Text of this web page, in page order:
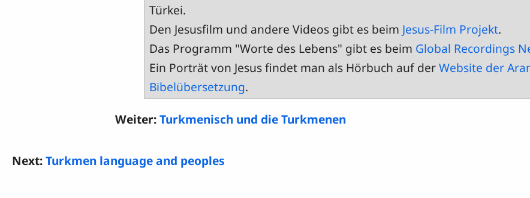
Türkei.
Den Jesusfilm und andere Videos gibt es beim Jesus-Film Projekt.
Das Programm "Worte des Lebens" gibt es beim Global Recordings
Ein Porträt von Jesus findet man als Hörbuch auf derWebsite der
Bibelübersetzung.
Weiter:Turkmenisch und die Turkmenen
Next:Turkmen language and peoples